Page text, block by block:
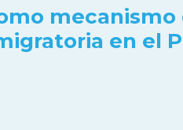
que visitan el golfo
de ballenas
de este turismo ni
urgente de
mecanismo
en el